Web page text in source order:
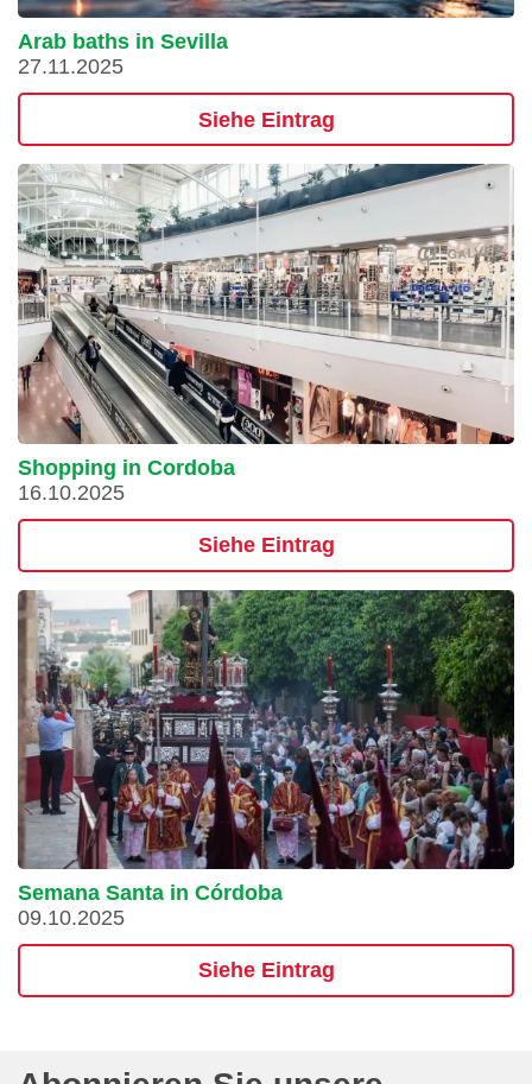
Arab baths in Sevilla
27.11.2025
Siehe Eintrag
Shopping in Cordoba
16.10.2025
Siehe Eintrag
Semana Santa in Córdoba
09.10.2025
Siehe Eintrag